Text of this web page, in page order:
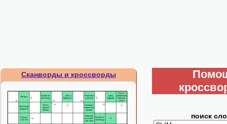
Сканворды и кроссворды
поиск